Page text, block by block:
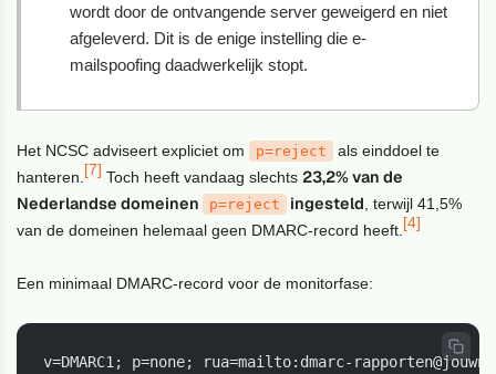
wordt door de ontvangende server geweigerd en niet
afgeleverd. Dit is de enige instelling die e-
mailspoofing daadwerkelijk stopt.
Het NCSC adviseert expliciet om p=reject
als einddoel te
hanteren. [7] Toch heeft vandaag slechts 23,2% van de
Nederlandse domeinen
p=reject ingesteld , terwijl 41,5%
van de domeinen helemaal geen DMARC-record heeft. [4]
Een minimaal DMARC-record voor de monitorfase:
v=DMARC1; p=none; rua=mailto:dmarc-